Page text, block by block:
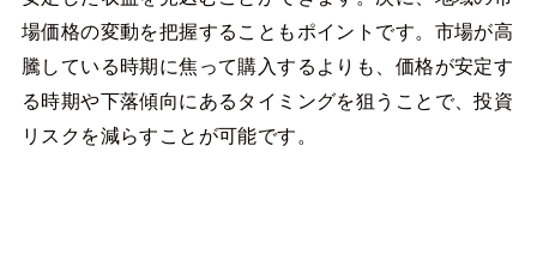
場価格の変動を把握することもポイントです。市場が高
騰している時期に焦って購入するよりも、価格が安定す
る時期や下落傾向にあるタイミングを狙うことで、投資
リスクを減らすことが可能です。